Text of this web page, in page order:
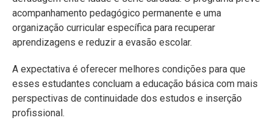
acompanhamento pedagógico permanente e uma
organização curricular específica para recuperar
aprendizagens e reduzir a evasão escolar.
A expectativa é oferecer melhores condições para que
esses estudantes concluam a educação básica com mais
perspectivas de continuidade dos estudos e inserção
profissional.